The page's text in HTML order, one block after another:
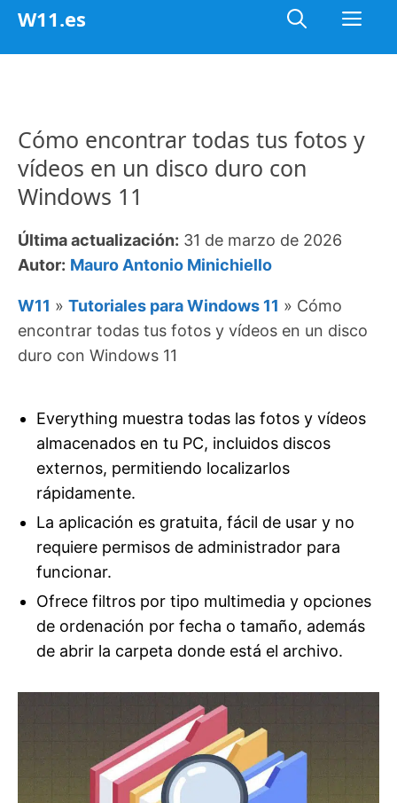
Saltar
W11.es
Cómo encontrar todas tus fotos y
vídeos en un disco duro con
Windows 11
Última actualización: 31 de marzo de 2026
Autor: Mauro Antonio Minichiello
W11 » Tutoriales para Windows 11 » Cómo
encontrar todas tus fotos y vídeos en un disco
duro con Windows 11
Everything muestra todas las fotos y vídeos
almacenados en tu PC, incluidos discos
externos, permitiendo localizarlos
rápidamente.
La aplicación es gratuita, fácil de usar y no
requiere permisos de administrador para
funcionar.
Ofrece filtros por tipo multimedia y opciones
de ordenación por fecha o tamaño, además
de abrir la carpeta donde está el archivo.